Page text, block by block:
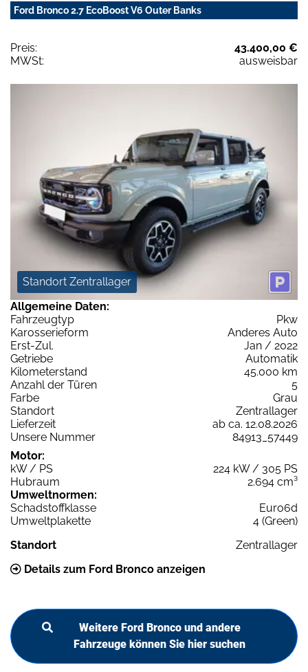
Ford Bronco 2.7 EcoBoost V6 Outer Banks
Preis:
43.400,00 €
MWSt:
ausweisbar
Standort Zentrallager
Allgemeine Daten:
Fahrzeugtyp
Pkw
Karosserieform
Anderes Auto
Erst-Zul.
Jan / 2022
Getriebe
Automatik
Kilometerstand
45.000 km
Anzahl der Türen
5
Farbe
Grau
Standort
Zentrallager
Lieferzeit
ab ca. 12.08.2026
Unsere Nummer
84913_57449
Motor:
kW / PS
224 kW / 305 PS
Hubraum
2.694 cm³
Umweltnormen:
Schadstoffklasse
Euro6d
Umweltplakette
4 (Green)
Standort
Zentrallager
Details zum Ford Bronco anzeigen
Weitere Ford Bronco und andere
Fahrzeuge können Sie hier suchen